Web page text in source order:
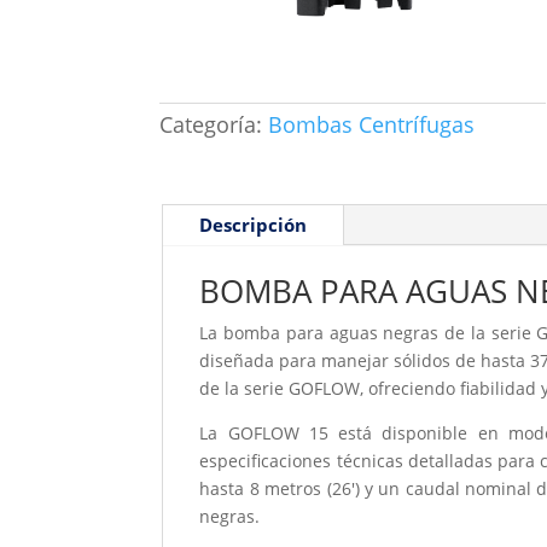
Categoría: Bombas Centrífugas
Descripción
BOMBA PARA AGUAS
La bomba para aguas negras de la serie
diseñada para manejar sólidos de hasta
de la serie GOFLOW, ofreciendo
La GOFLOW 15 está disponible en
especificaciones técnicas detalladas para
hasta 8 metros (26') y un caudal nominal
negras.